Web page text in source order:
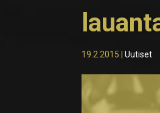
19.2.2015 |Uutiset